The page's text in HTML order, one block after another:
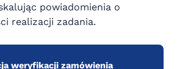
powiadomienia o
realizacji zadania.
weryfikacji zamówienia